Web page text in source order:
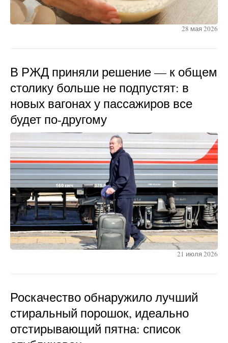
28 мая 2026
В РЖД приняли решение — к общем
столику больше не подпустят: в
новых вагонах у пассажиров все
будет по-другому
21 июля 2026
Роскачество обнаружило лучший
стиральный порошок, идеально
отстирывающий пятна: список